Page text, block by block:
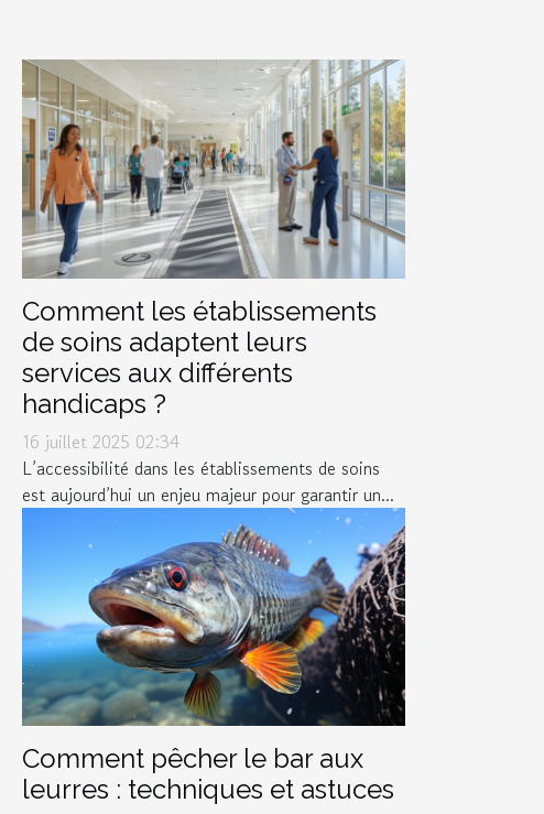
Comment les établissements
de soins adaptent leurs
services aux différents
handicaps ?
16 juillet 2025 02:34
L’accessibilité dans les établissements de soins
est aujourd’hui un enjeu majeur pour garantir un...
Comment pêcher le bar aux
leurres : techniques et astuces